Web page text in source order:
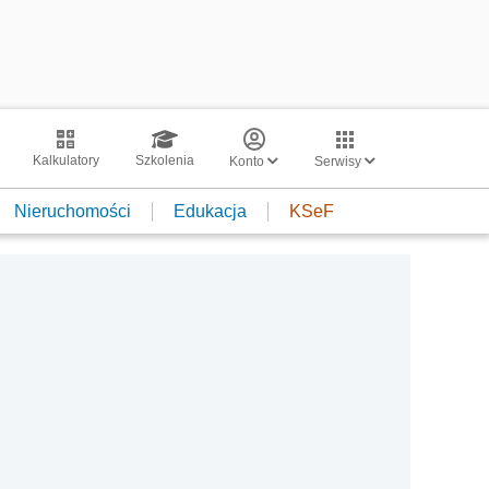
Kalkulatory Szkolenia Konto Serwisy
Nieruchomości Edukacja KSeF